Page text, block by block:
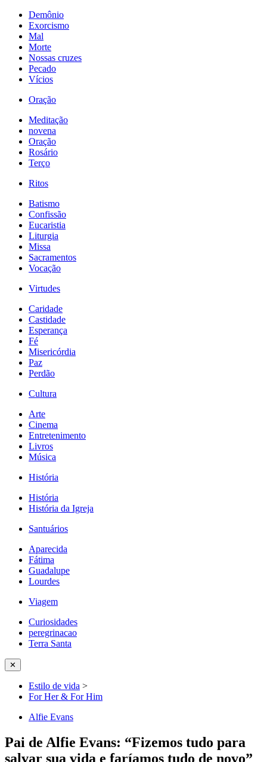
Demônio
Exorcismo
Mal
Morte
Nossas cruzes
Pecado
Vícios
Oração
Meditação
novena
Oração
Rosário
Terço
Ritos
Batismo
Confissão
Eucaristia
Liturgia
Missa
Sacramentos
Vocação
Virtudes
Caridade
Castidade
Esperança
Fé
Misericórdia
Paz
Perdão
Cultura
Arte
Cinema
Entretenimento
Livros
Música
História
História
História da Igreja
Santuários
Aparecida
Fátima
Guadalupe
Lourdes
Viagem
Curiosidades
peregrinacao
Terra Santa
✕
Estilo de vida >
For Her & For Him
Alfie Evans
Pai de Alfie Evans: “Fizemos tudo para
salvar sua vida e faríamos tudo de novo”